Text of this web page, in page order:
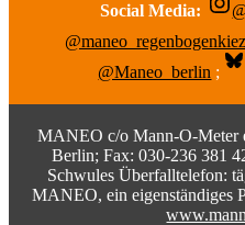
Social Media:
@maneo_regenbogenkiez
@Maneo_berlin ;
MANEO c/o Mann-O-Meter
Berlin; Fax: 030-236 381
Schwules Überfalltelefon:
MANEO, ein eigenständiges